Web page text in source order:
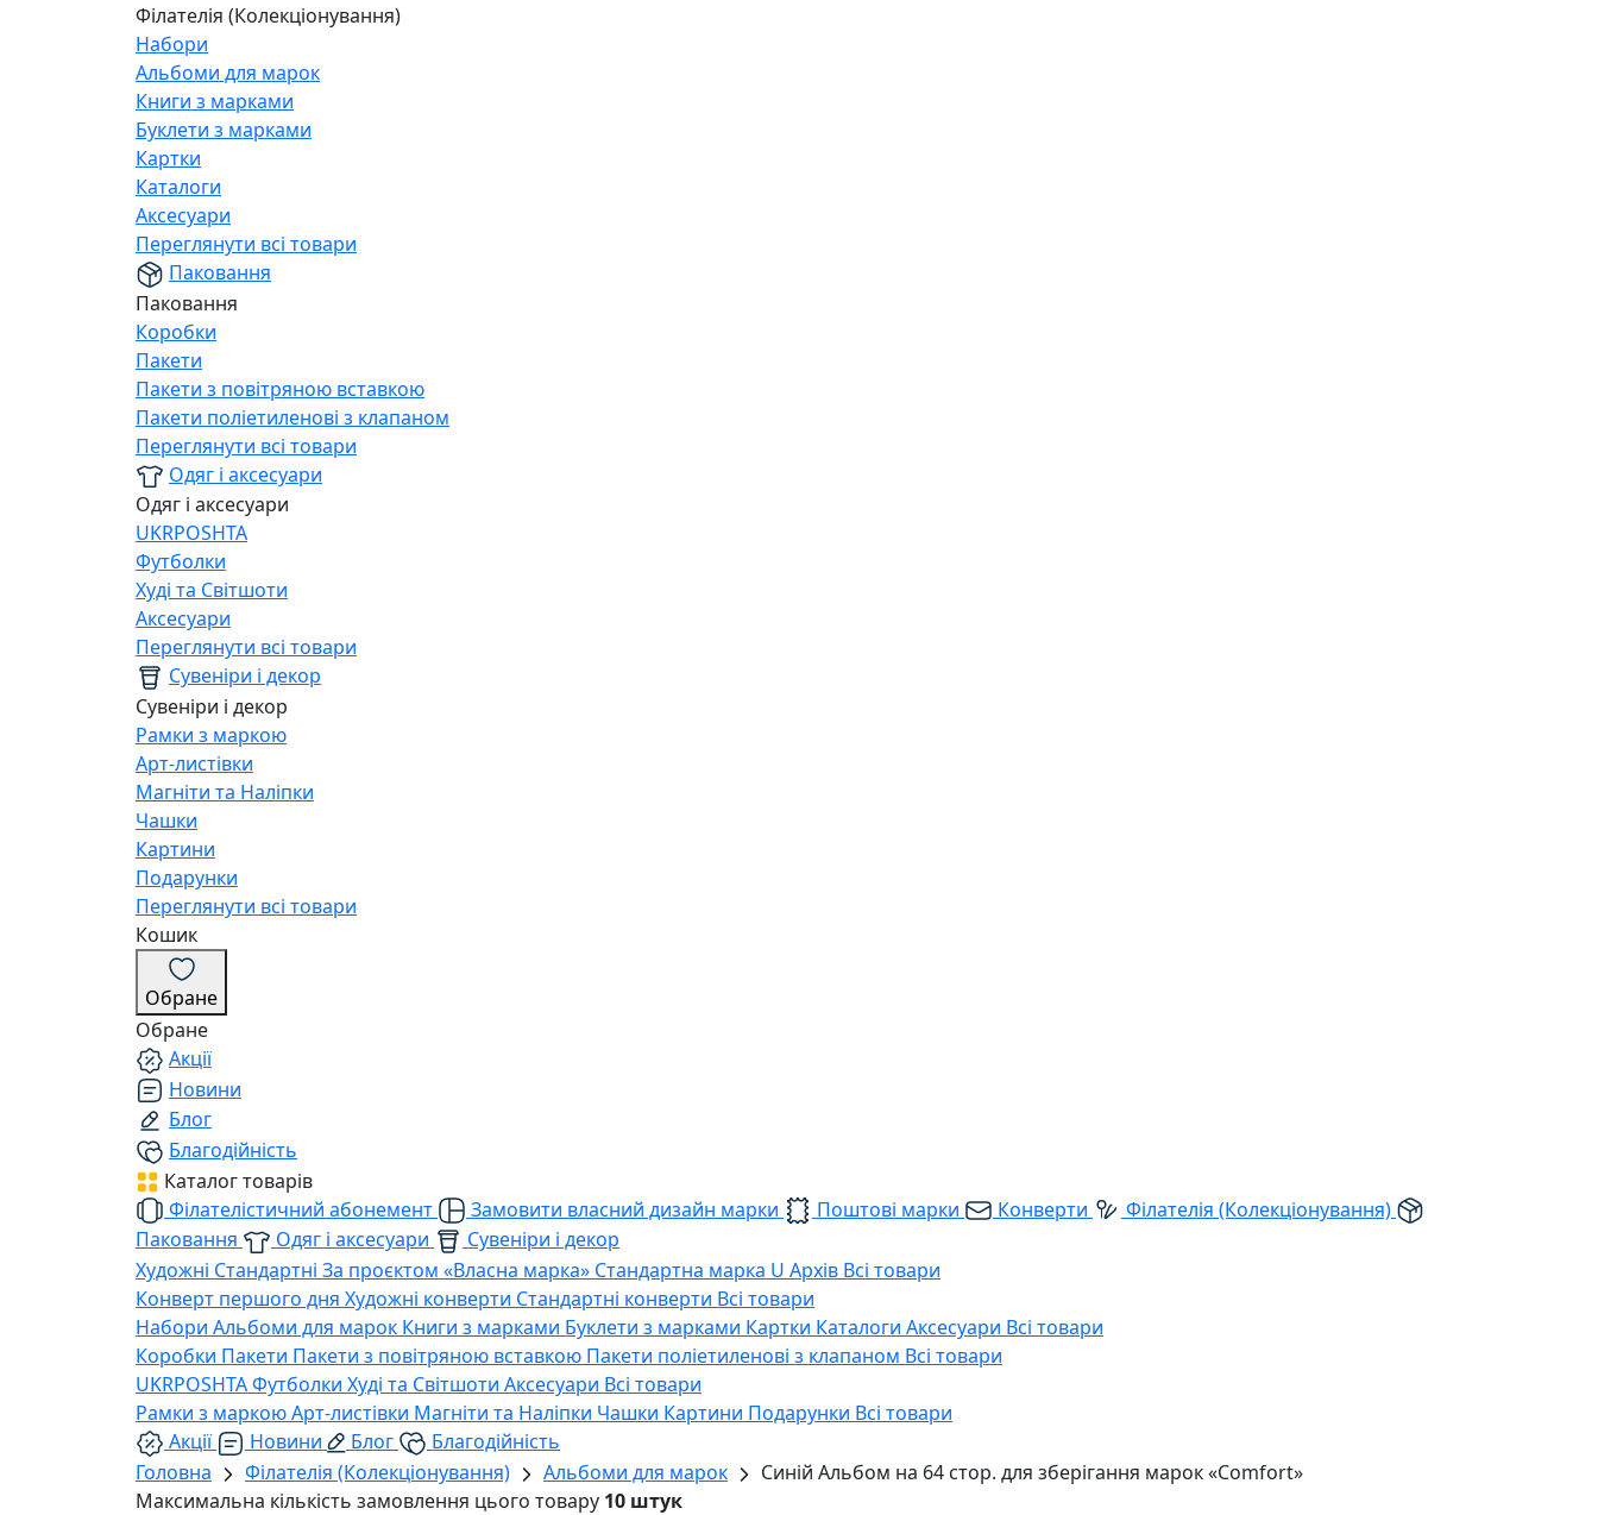
Філателія (Колекціонування)
Набори
Альбоми для марок
Книги з марками
Буклети з марками
Картки
Каталоги
Аксесуари
Переглянути всі товари
Паковання
Паковання
Коробки
Пакети
Пакети з повітряною вставкою
Пакети поліетиленові з клапаном
Переглянути всі товари
Одяг і аксесуари
Одяг і аксесуари
UKRPOSHTA
Футболки
Худі та Світшоти
Аксесуари
Переглянути всі товари
Сувеніри і декор
Сувеніри і декор
Рамки з маркою
Арт-листівки
Магніти та Наліпки
Чашки
Картини
Подарунки
Переглянути всі товари
Кошик
Обране
Обране
Акції
Новини
Блог
Благодійність
Каталог товарів
Філателістичний абонемент
Замовити власний дизайн марки Поштові марки Конверти
Філателія (Колекціонування)
Паковання
Одяг і аксесуари
Сувеніри і декор
Художні Стандартні За проєктом «Власна марка» Стандартна марка U Архів Всі товари
Конверт першого дня Художні конверти Стандартні конверти Всі товари
Набори Альбоми для марок Книги з марками Буклети з марками Картки Каталоги Аксесуари Всі товари
Коробки Пакети Пакети з повітряною вставкою Пакети поліетиленові з клапаном Всі товари
UKRPOSHTAФутболки Худі та Світшоти Аксесуари Всі товари
Рамки з маркоюАрт-листівки Магніти та Наліпки Чашки Картини Подарунки Всі товари
Акції
Новини Блог
Благодійність
Головна
Філателія (Колекціонування) Альбоми для марок
Синій Альбом на 64 стор. для зберігання марок «Comfort»
Максимальна кількість замовлення цього товару 10 штук